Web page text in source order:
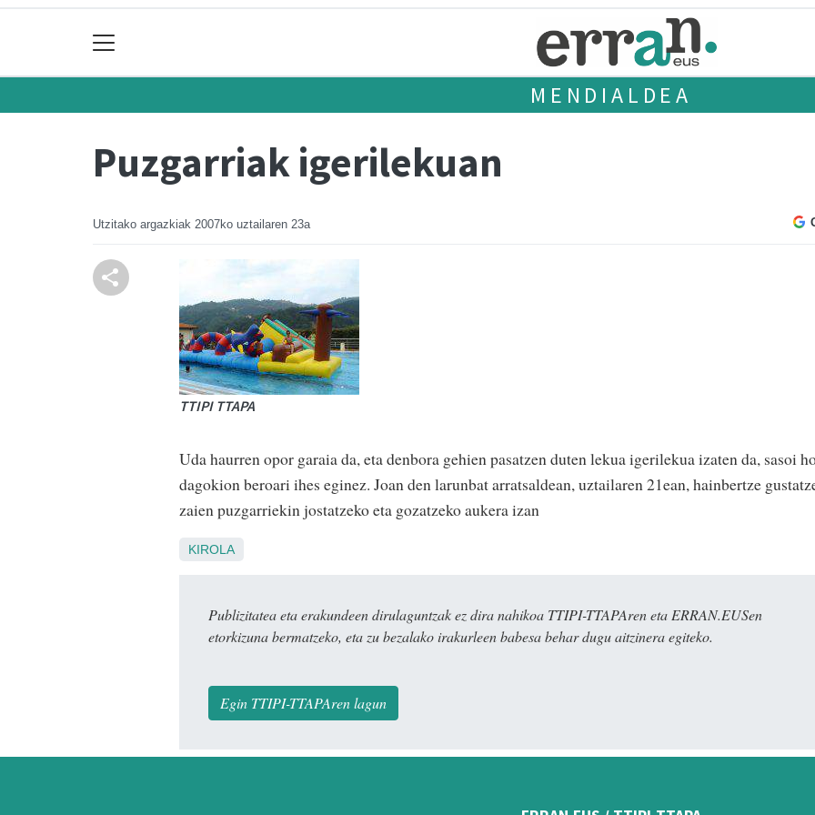
MENDIALDEA
Puzgarriak igerilekuan
Utzitako argazkiak 2007ko uztailaren 23a
TTIPI TTAPA
Uda haurren opor garaia da, eta denbora gehien pasatzen duten lekua igerilekua izaten da, sasoi
dagokion beroari ihes eginez. Joan den larunbat arratsaldean, uztailaren 21ean, hainbertze
zaien puzgarriekin jostatzeko eta gozatzeko aukera izan
KIROLA
Publizitatea eta erakundeen dirulaguntzak ez dira nahikoa TTIPI-TTAPAren eta ERRAN.EUSen
etorkizuna bermatzeko, eta zu bezalako irakurleen babesa behar dugu aitzinera egiteko.
Egin TTIPI-TTAPAren lagun